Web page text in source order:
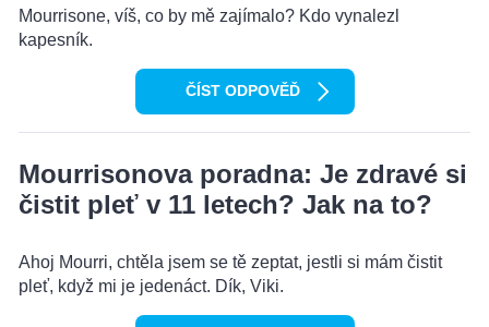
Mourrisone, víš, co by mě zajímalo? Kdo vynalezl
kapesník.
ČÍST ODPOVĚĎ
Mourrisonova poradna: Je zdravé si
čistit pleť v 11 letech? Jak na to?
Ahoj Mourri, chtěla jsem se tě zeptat, jestli si mám čistit
pleť, když mi je jedenáct. Dík, Viki.